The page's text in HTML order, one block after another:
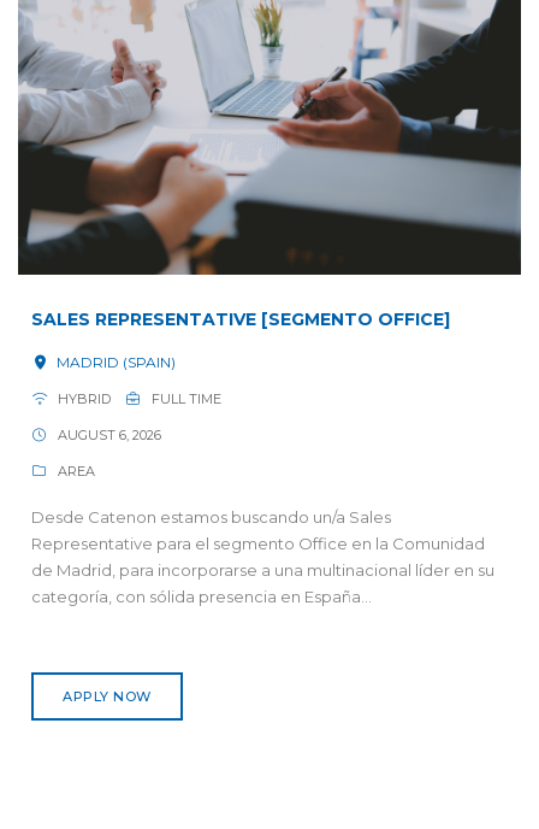
SALES REPRESENTATIVE [SEGMENTO OFFICE]
MADRID (SPAIN)
HYBRID FULL TIME
AUGUST 6, 2026
AREA
Desde Catenon estamos buscando un/a Sales
Representative para el segmento Office en la Comunidad
de Madrid, para incorporarse a una multinacional líder en su
categoría, con sólida presencia en España...
APPLY NOW